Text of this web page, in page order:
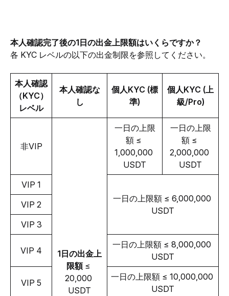
本人確認完了後の1日の出金上限額はいくらですか？
各 KYC レベルの以下の出金制限を参照してください。
本人確認
（KYC）
レベル
本人確認な
し
個人KYC (標
準)
個人KYC (上
級/Pro)
非VIP
1日の出金上
限額 ≤
20,000
USDT
一日の上限
額 ≤
1,000,000
USDT
一日の上限
額 ≤
2,000,000
USDT
VIP 1
一日の上限額 ≤ 6,000,000
USDT
VIP 2
VIP 3
VIP 4
一日の上限額 ≤ 8,000,000
USDT
VIP 5
一日の上限額 ≤ 10,000,000
USDT